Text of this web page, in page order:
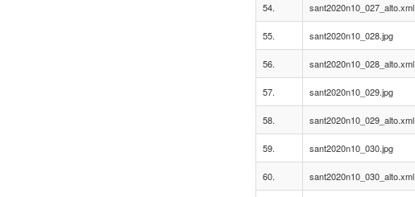
54. sant2020n10_027_alto.xml
55. sant2020n10_028.jpg
56. sant2020n10_028_alto.xml
57. sant2020n10_029.jpg
58. sant2020n10_029_alto.xml
59. sant2020n10_030.jpg
60. sant2020n10_030_alto.xml